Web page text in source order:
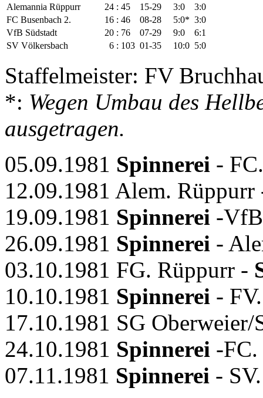
Alemannia Rüppurr
24 : 45 15-29 3:0
3:0
FC Busenbach 2.
16 : 46 08-28 5:0* 3:0
VfB Südstadt
20 : 76 07-29 9:0
6:1
SV Völkersbach
6 : 103 01-35 10:0 5:0
Staffelmeister: FV
*: Wegen Umbau des
ausgetragen.
05.09.1981 Spinnerei -
12.09.1981 Alem.
19.09.1981 Spinnerei -
26.09.1981 Spinnerei -
03.10.1981 FG. Rüppurr -
10.10.1981 Spinnerei -
17.10.1981 SG
24.10.1981 Spinnerei -FC.
07.11.1981 Spinnerei -